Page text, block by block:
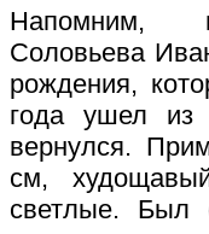
Напомним,
Соловьева
рождения,
года ушел
вернулся.
см,
светлые. Был